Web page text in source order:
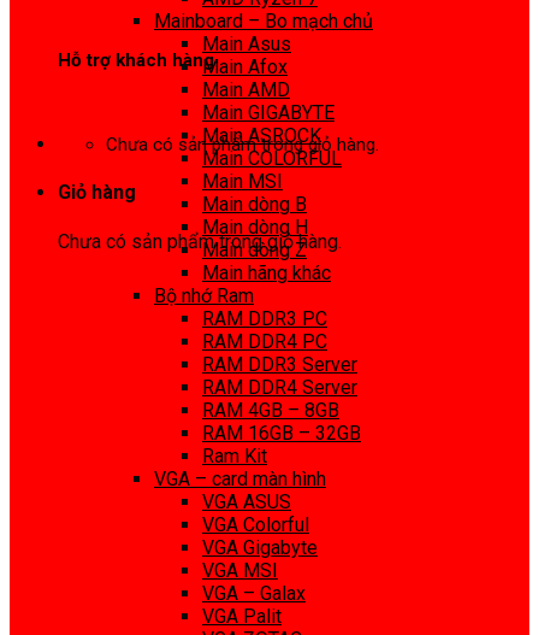
Hỗ trợ khách hàng
Chưa có sản phẩm trong giỏ hàng.
Giỏ hàng
Chưa có sản phẩm trong giỏ hàng.
Mainboard – Bo mạch chủ
Main Asus
Main Afox
Main AMD
Main GIGABYTE
Main ASROCK
Main COLORFUL
Main MSI
Main dòng B
Main dòng H
Main dòng Z
Main hãng khác
Bộ nhớ Ram
RAM DDR3 PC
RAM DDR4 PC
RAM DDR3 Server
RAM DDR4 Server
RAM 4GB – 8GB
RAM 16GB – 32GB
Ram Kit
VGA – card màn hình
VGA ASUS
VGA Colorful
VGA Gigabyte
VGA MSI
VGA – Galax
VGA Palit